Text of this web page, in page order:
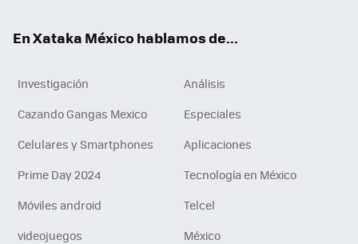
En Xataka México hablamos de...
Investigación
Análisis
Cazando Gangas Mexico
Especiales
Celulares y Smartphones
Aplicaciones
Prime Day 2024
Tecnología en México
Móviles android
Telcel
videojuegos
México